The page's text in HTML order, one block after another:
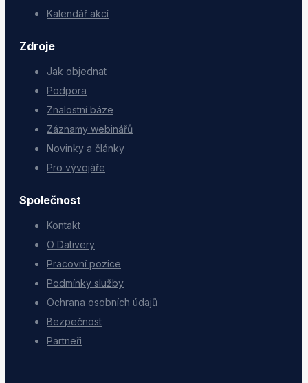
Kalendář akcí
Zdroje
Jak objednat
Podpora
Znalostní báze
Záznamy webinářů
Novinky a články
Pro vývojáře
Společnost
Kontakt
O Dativery
Pracovní pozice
Podmínky služby
Ochrana osobních údajů
Bezpečnost
Partneři